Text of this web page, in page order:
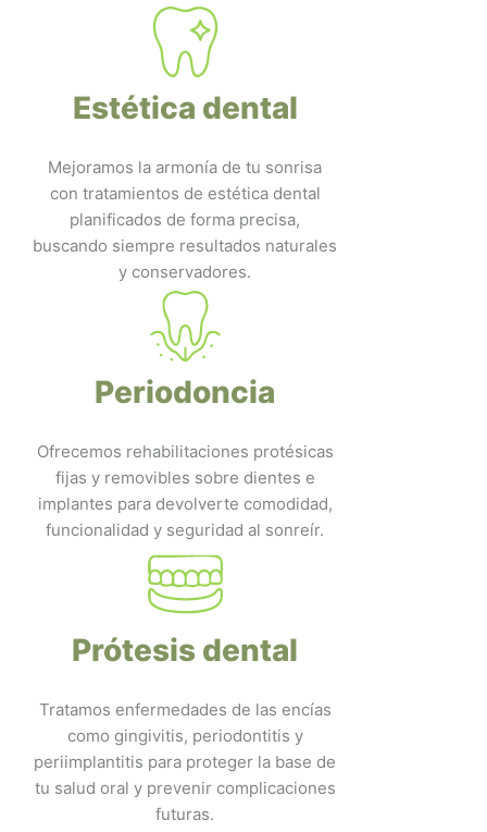
Estética dental
Mejoramos la armonía de tu sonrisa
con tratamientos de estética dental
planificados de forma precisa,
buscando siempre resultados naturales
y conservadores.
Periodoncia
Ofrecemos rehabilitaciones protésicas
fijas y removibles sobre dientes e
implantes para devolverte comodidad,
funcionalidad y seguridad al sonreír.
Prótesis dental
Tratamos enfermedades de las encías
como gingivitis, periodontitis y
periimplantitis para proteger la base de
tu salud oral y prevenir complicaciones
futuras.